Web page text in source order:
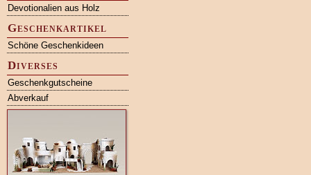
Devotionalien aus Holz
Geschenkartikel
Schöne Geschenkideen
Diverses
Geschenkgutscheine
Abverkauf